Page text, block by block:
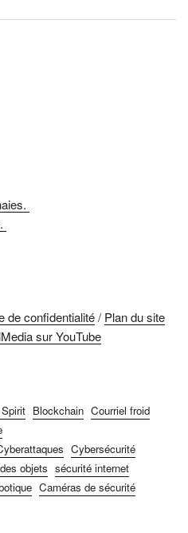
de confidentialité/ Plan du site
sur YouTube
Blockchain Courriel froid
Cybersécurité
objets sécurité internet
Caméras de sécurité